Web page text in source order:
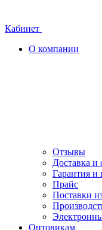
Кабинет
О компании
Отзывы
Доставка и
Гарантия и
Прайс
Поставки
Оптовикам